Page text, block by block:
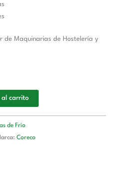
de Maquinarias de Hostelería y
al carrito
de Frío
Coreco